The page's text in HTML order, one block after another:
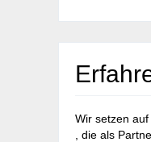
Wir setzen
, die als